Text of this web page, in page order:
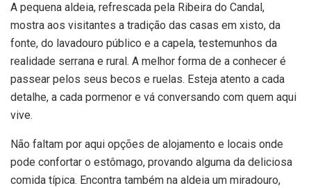
A pequena aldeia, refrescada pela Ribeira do Candal,
mostra aos visitantes a tradição das casas em xisto, da
fonte, do lavadouro público e a capela, testemunhos da
realidade serrana e rural. A melhor forma de a conhecer é
passear pelos seus becos e ruelas. Esteja atento a cada
detalhe, a cada pormenor e vá conversando com quem aqui
vive.
Não faltam por aqui opções de alojamento e locais onde
pode confortar o estômago, provando alguma da deliciosa
comida típica. Encontra também na aldeia um miradouro,